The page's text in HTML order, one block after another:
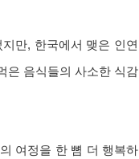
만, 한국에서 맺은 인연
은 음식들의 사소한 식감
여정을 한 뼘 더 행복하